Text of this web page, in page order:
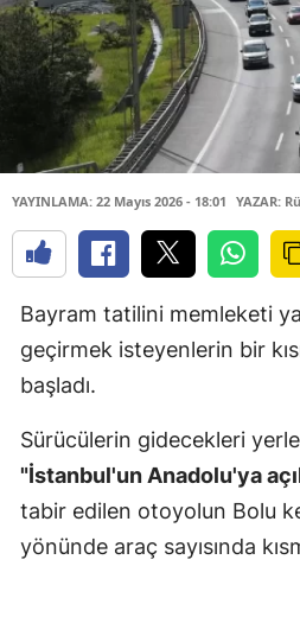
YAYINLAMA: 22 Mayıs 2026 - 18:01 YAZAR:
Bayram tatilini memleketi
geçirmek isteyenlerin bir
başladı.
Sürücülerin gidecekleri
"İstanbul'un Anadolu'ya
tabir edilen otoyolun Bolu
yönünde araç sayısında